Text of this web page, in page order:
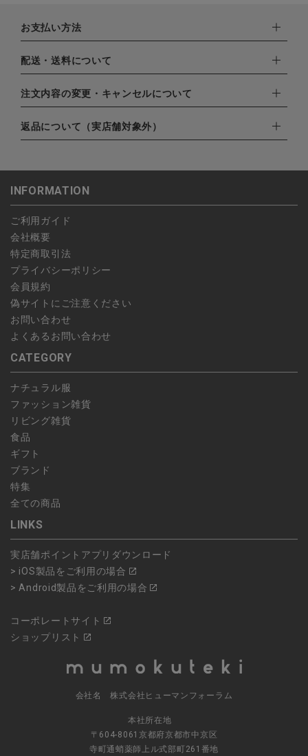
お支払い方法
下記お支払い方法よりお選びいただけます。
・クレジットカード（VISA,mastercard,JCB,AMERICAN
EXPRESS,Diners Club）
・amazonペイメント
・楽天ペイ
・PayPay
配送・送料について
配達業者：日本郵便
北海道：1,400円
注文内容の変更・キャンセルについて
ご注文日当日から翌日のAM9:00までにご連絡頂いた場合はキャ
ンセルは可能です。
します。
予約商品など一部キャンセルが出来ない場合がございます。あら
かじめご了承ください。
返品について（実店舗対象外）
こちら よりご依頼ください。
INFORMATION
ご利用ガイド
会社概要
特定商取引法
プライバシーポリシー
会員規約
偽サイトにご注意ください
お問い合わせ
よくあるお問い合わせ
CATEGORY
ナチュラル服
ファッション雑貨
リビング雑貨
食品
ギフト
ブランド
特集
全ての商品
LINKS
実店舗ポイントアプリダウンロード
> iOS製品をご利用の場合
> Android製品をご利用の場合
コーポレートサイト
ショップリスト
会社名 株式会社ヒューマンフォーラム
本社所在地
〒604-8061京都府京都市中京区
寺町通蛸薬師上ル式部町261番地